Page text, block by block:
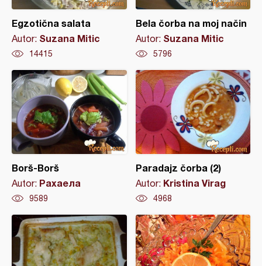
Egzotična salata
Autor: Suzana Mitic
14415
Bela čorba na moj način
Autor: Suzana Mitic
5796
Borš-Borš
Autor: Рахаела
9589
Paradajz čorba (2)
Autor: Kristina Virag
4968